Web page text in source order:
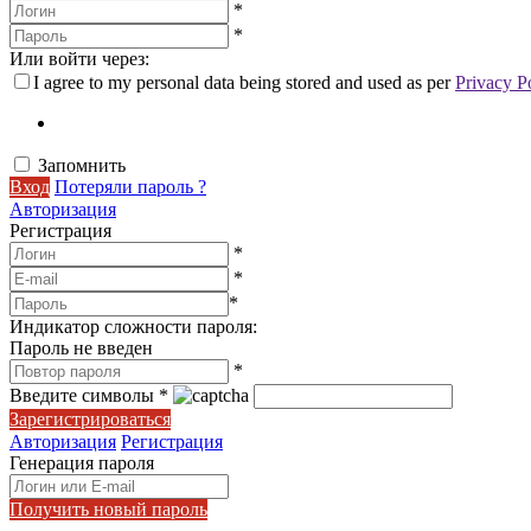
*
*
Или войти через:
I agree to my personal data being stored and used as perPrivacy
Запомнить
Вход Потеряли пароль ?
Авторизация
Регистрация
*
*
*
Индикатор сложности пароля:
Пароль не введен
*
Введите символы *
Зарегистрироваться
Авторизация Регистрация
Генерация пароля
Получить новый пароль